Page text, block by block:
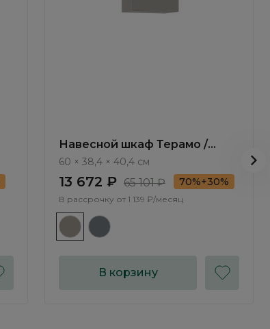
Навесной шкаф Терамо /
Teramo TA451.2
60 × 38,4 × 40,4 см
13 672 ₽ 65 101 ₽ 70%+30%
В рассрочку от 1 139 ₽/месяц
В корзину